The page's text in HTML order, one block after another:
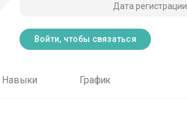
Дата регистрации
Войти, чтобы связаться
Навыки График